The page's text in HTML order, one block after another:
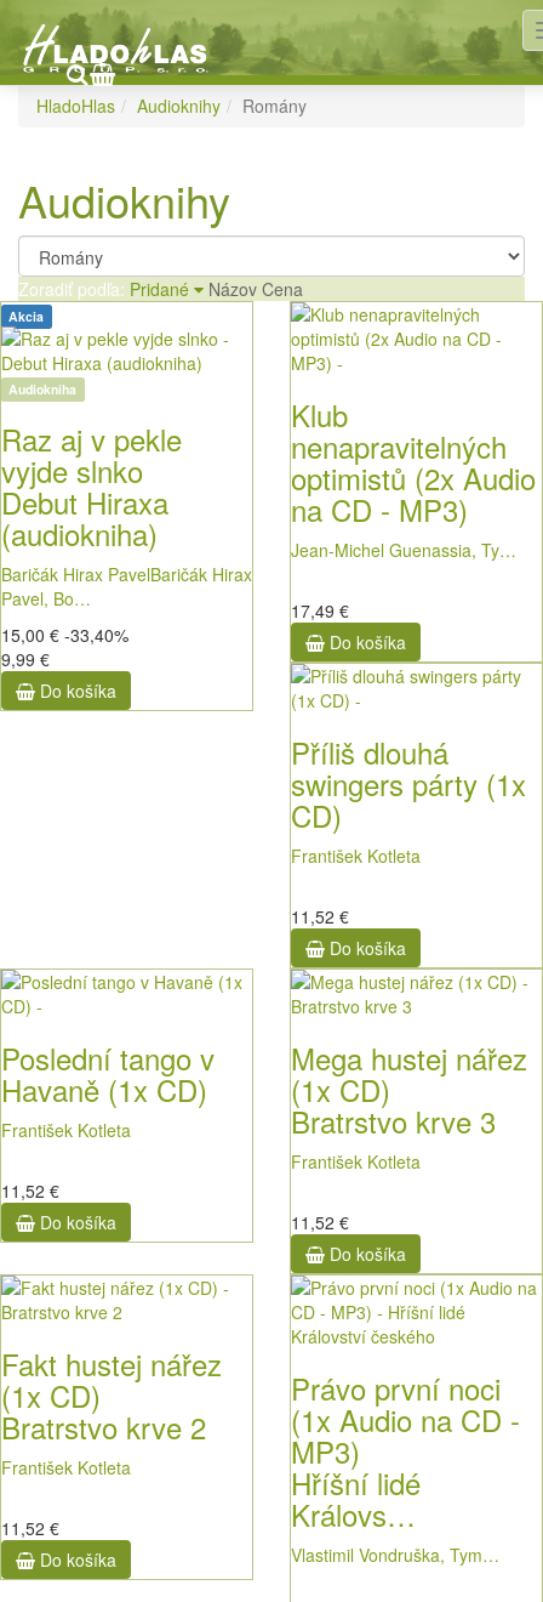
Romány
HladoHlas Audioknihy Romány
Audioknihy
Zoradiť podľa: Pridané Názov Cena
Akcia
Audiokniha
Raz aj v pekle
vyjde slnko
Debut Hiraxa
(audiokniha)
Baričák Hirax PavelBaričák Hirax
Pavel, Bo…
15,00 € -33,40%
9,99 €
Do košíka
Klub
nenapravitelných
optimistů (2x Audio
na CD - MP3)
Jean-Michel Guenassia, Ty…
17,49 €
Do košíka
Příliš dlouhá
swingers párty (1x
CD)
František Kotleta
11,52 €
Do košíka
Poslední tango v
Havaně (1x CD)
František Kotleta
11,52 €
Do košíka
Mega hustej nářez
(1x CD)
Bratrstvo krve 3
František Kotleta
11,52 €
Do košíka
Fakt hustej nářez
(1x CD)
Bratrstvo krve 2
František Kotleta
11,52 €
Do košíka
Právo první noci
(1x Audio na CD -
MP3)
Hříšní lidé
Královs…
Vlastimil Vondruška, Tym…